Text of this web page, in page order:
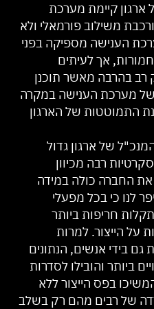
ארגון קיימת מערכת
משילוב פורמאלי ולא
הענישה מספיקה בפני
אך לעיתים
רב בהרבה מאשר תוכנן
מערכת הענישה במקרה
התמוטטות של הארגון
של ארגון גדול
רבה מכיוון
החברה כולה במידה
לנו כי בכל מפעלי
חריפות ביותר
על הייצור. למרות
בידי אנשים, הנתונים
ביותר והובילו לסדרות
בפס הייצור ללא
של רבים מהם רק בשלב